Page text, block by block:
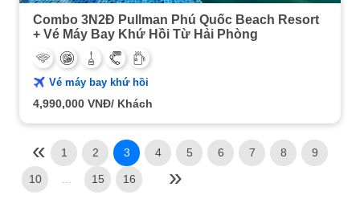
Combo 3N2Đ Pullman Phú Quốc Beach Resort
+ Vé Máy Bay Khứ Hồi Từ Hải Phòng
Vé máy bay khứ hồi
4,990,000 VNĐ/ Khách
1 2 3 4 5 6 7 8 9
10 15 16